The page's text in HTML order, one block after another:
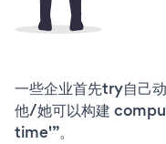
一些企业首先try自己
他/她可以构建
time'”。